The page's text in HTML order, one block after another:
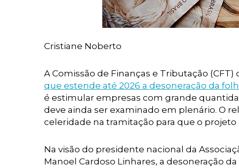
Cristiane Noberto
A Comissão de Finanças e Tributação
que estende até 2026 a desoneração da
é estimular empresas com grande
deve ainda ser examinado em plenário. O
celeridade na tramitação para que o
Na visão do presidente nacional da
Manoel Cardoso Linhares, a desoneração